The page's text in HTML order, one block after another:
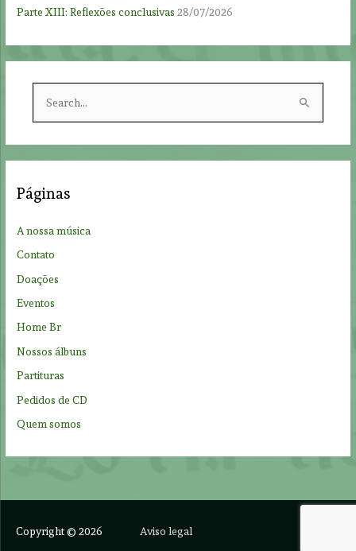
Parte XIII: Reflexões conclusivas 28/07/2026
r
h
:
Páginas
A nossa música
Contato
Doações
Eventos
Home Br
Nossos álbuns
Partituras
Pedidos de CD
Quem somos
Copyright © 2026 Aviso legal